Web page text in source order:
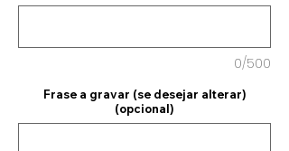
0/500
Frase a gravar (se desejar alterar)
(opcional)